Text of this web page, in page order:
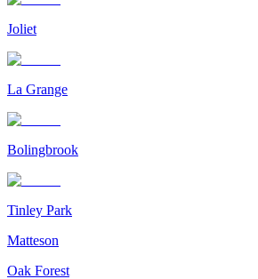
Joliet
La Grange
Bolingbrook
Tinley Park
Matteson
Oak Forest